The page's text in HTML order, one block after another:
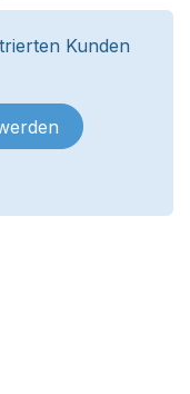
Kunden